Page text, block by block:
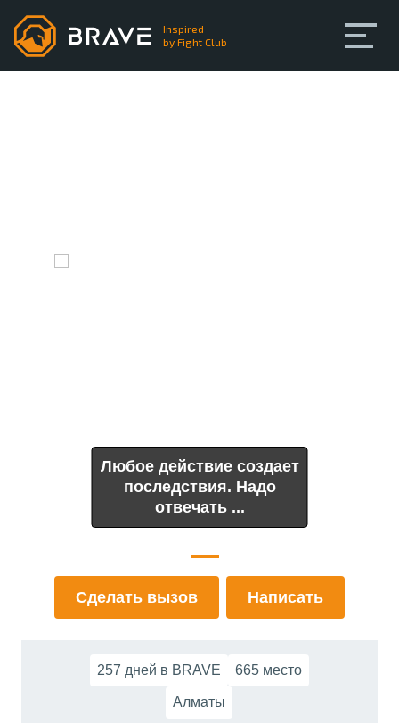
Inspired
by Fight Club
Любое действие создает
последствия. Надо
отвечать ...
Сделать вызов Написать
257 дней в BRAVE 665 место
Алматы